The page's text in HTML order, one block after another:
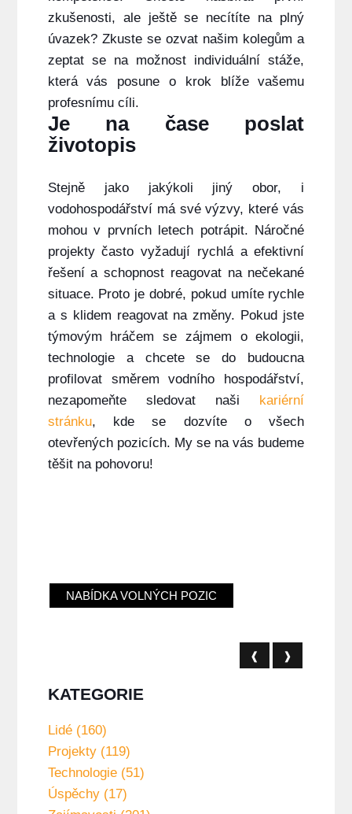
zkušenosti, ale ještě se necítíte na plný
úvazek? Zkuste se ozvat našim kolegům a
zeptat se na možnost individuální stáže,
která vás posune o krok blíže vašemu
profesnímu cíli.
Je na čase poslat
životopis
Stejně jako jakýkoli jiný obor, i
vodohospodářství má své výzvy, které vás
mohou v prvních letech potrápit. Náročné
projekty často vyžadují rychlá a efektivní
řešení a schopnost reagovat na nečekané
situace. Proto je dobré, pokud umíte rychle
a s klidem reagovat na změny. Pokud jste
týmovým hráčem se zájmem o ekologii,
technologie a chcete se do budoucna
profilovat směrem vodního hospodářství,
nezapomeňte sledovat naši kariérní
stránku, kde se dozvíte o všech
otevřených pozicích. My se na vás budeme
těšit na pohovoru!
NABÍDKA VOLNÝCH POZIC
❰ ❱
KATEGORIE
Lidé (160)
Projekty (119)
Technologie (51)
Úspěchy (17)